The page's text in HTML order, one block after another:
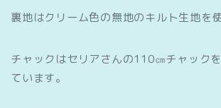
裏地はクリーム色の無地のキルト生地を
チャックはセリアさんの110㎝チャック
ています。